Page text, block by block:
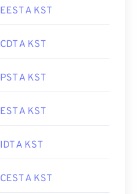
EEST A KST
CDT A KST
PST A KST
EST A KST
IDT A KST
CEST A KST